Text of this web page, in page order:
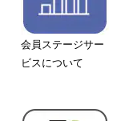
会員ステージサー
ビスについて